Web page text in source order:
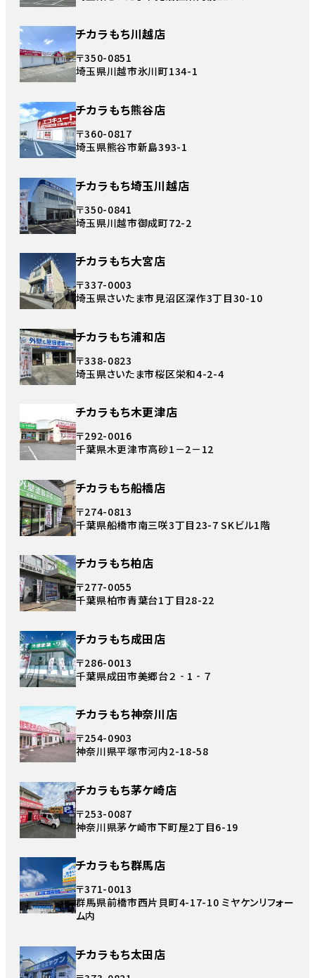
チカラもち川越店
〒350-0851
埼玉県川越市氷川町134-1
チカラもち熊谷店
〒360-0817
埼玉県熊谷市新島393-1
チカラもち埼玉川越店
〒350-0841
埼玉県川越市御成町72-2
チカラもち大宮店
〒337-0003
埼玉県さいたま市見沼区深作3丁目30-10
チカラもち浦和店
〒338-0823
埼玉県さいたま市桜区栄和4-2-4
チカラもち木更津店
〒292-0016
千葉県木更津市高砂1－2－12
チカラもち船橋店
〒274-0813
千葉県船橋市南三咲3丁目23-7 SKビル1階
チカラもち柏店
〒277-0055
千葉県柏市青葉台1丁目28-22
チカラもち成田店
〒286-0013
千葉県成田市美郷台２‐1‐７
チカラもち神奈川店
〒254-0903
神奈川県平塚市河内2-18-58
チカラもち茅ケ崎店
〒253-0087
神奈川県茅ケ崎市下町屋2丁目6-19
チカラもち群馬店
〒371-0013
群馬県前橋市西片貝町4-17-10 ミヤケンリフォー
ム内
チカラもち太田店